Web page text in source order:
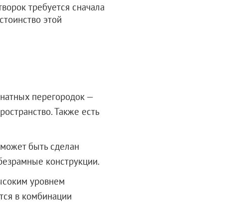
требуется сначала
этой
перегородок —
Также есть
быть сделан
конструкции.
уровнем
в комбинации